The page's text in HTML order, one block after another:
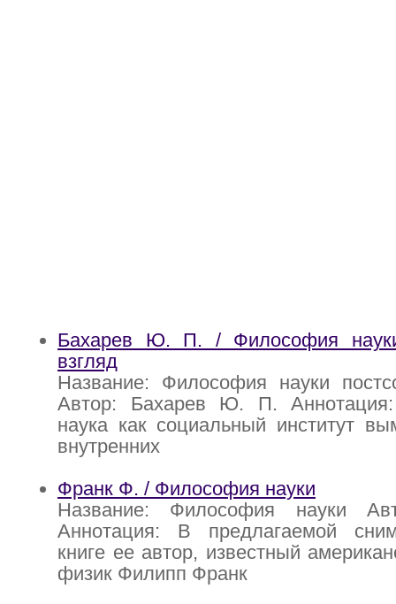
Бахарев Ю. П. / Философия науки
взгляд
Название: Философия науки
Автор: Бахарев Ю. П. Аннотация:
наука как социальный институт
внутренних
Франк Ф. / Философия науки
Название: Философия науки
Аннотация: В предлагаемой
книге ее автор, известный
физик Филипп Франк